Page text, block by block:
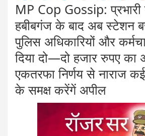
MP Cop Gossip: प्रभारी
हबीबगंज के बाद अब स्टेशन
पुलिस अधिकारियों और
दिया दो—दो हजार रुपए का
एकतरफा निर्णय से नाराज कई
के समक्ष करेंगें अपील